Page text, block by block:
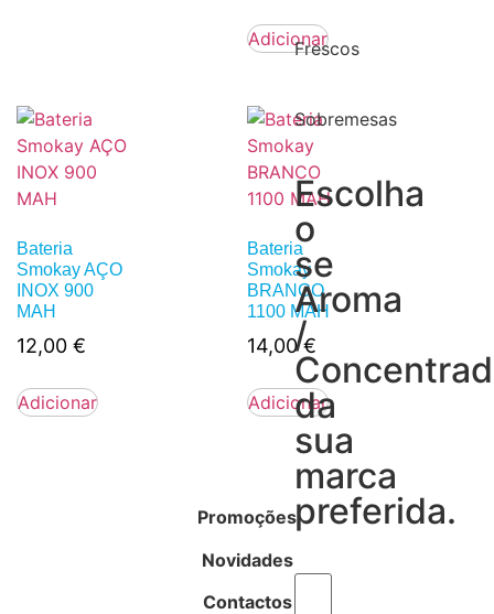
Frescos
Sobremesas
Escolha
o
se
Aroma
/
da
sua
marca
preferida.
Adicionar
Bateria
Smokay AÇO
INOX 900
MAH
12,00 €
Adicionar
Bateria
Smokay
BRANCO
1100 MAH
14,00€
Adicionar
Promoções
Novidades
Contactos